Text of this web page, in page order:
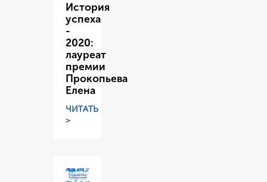
История
успеха
-
2020:
лауреат
премии
Прокопьева
Елена
ЧИТАТЬ
>